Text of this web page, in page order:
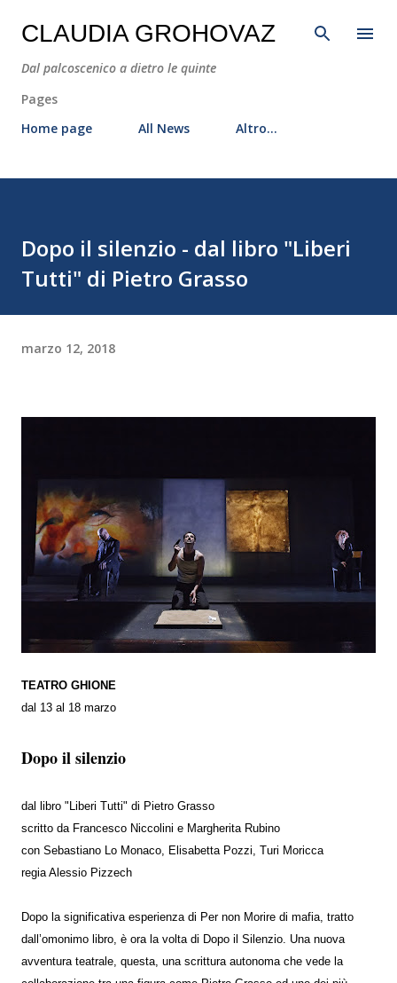
Passa ai contenuti principali
CLAUDIA GROHOVAZ
Dal palcoscenico a dietro le quinte
Pages
Home page
All News Altro…
Dopo il silenzio - dal libro "Liberi
Tutti" di Pietro Grasso
marzo 12, 2018
TEATRO GHIONE
dal 13 al 18 marzo
Dopo il silenzio
dal libro "Liberi Tutti" di Pietro Grasso
scritto da Francesco Niccolini e Margherita Rubino
con Sebastiano Lo Monaco, Elisabetta Pozzi, Turi Moricca
regia Alessio Pizzech
Dopo la significativa esperienza di Per non Morire di mafia, tratto
dall’omonimo libro, è ora la volta di Dopo il Silenzio. Una nuova
avventura teatrale, questa, una scrittura autonoma che vede la